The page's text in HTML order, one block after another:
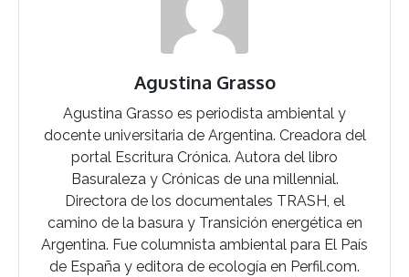
Agustina Grasso
Agustina Grasso es periodista ambiental y
docente universitaria de Argentina. Creadora del
portal Escritura Crónica. Autora del libro
Basuraleza y Crónicas de una millennial.
Directora de los documentales TRASH, el
camino de la basura y Transición energética en
Argentina. Fue columnista ambiental para El País
de España y editora de ecología en Perfil.com.